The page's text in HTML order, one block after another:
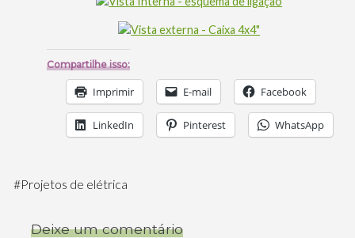
Compartilhe isso:
Imprimir E-mail Facebook
LinkedIn Pinterest WhatsApp
#Projetos de elétrica
Deixe um comentário